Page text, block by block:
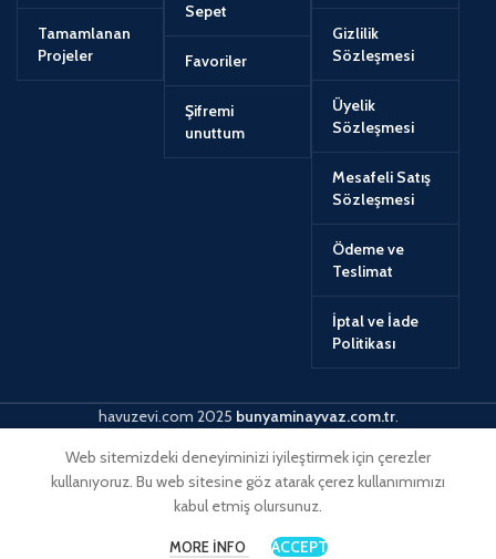
Tamamlanan
Projeler
Sepet
Favoriler
Şifremi
unuttum
Gizlilik
Sözleşmesi
Üyelik
Sözleşmesi
Mesafeli Satış
Sözleşmesi
Ödeme ve
Teslimat
İptal ve İade
Politikası
havuzevi.com 2025 bunyaminayvaz.com.tr.
Web sitemizdeki deneyiminizi iyileştirmek için çerezler
kullanıyoruz. Bu web sitesine göz atarak çerez kullanımımızı
kabul etmiş olursunuz.
MORE INFO ACCEPT